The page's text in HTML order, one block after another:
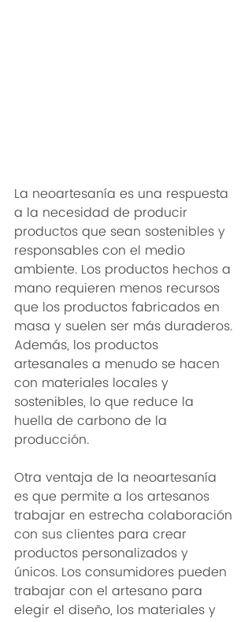
La neoartesanía es una respuesta
a la necesidad de producir
productos que sean sostenibles y
responsables con el medio
ambiente. Los productos hechos a
mano requieren menos recursos
que los productos fabricados en
masa y suelen ser más duraderos.
Además, los productos
artesanales a menudo se hacen
con materiales locales y
sostenibles, lo que reduce la
huella de carbono de la
producción.
Otra ventaja de la neoartesanía
es que permite a los artesanos
trabajar en estrecha colaboración
con sus clientes para crear
productos personalizados y
únicos. Los consumidores pueden
trabajar con el artesano para
elegir el diseño, los materiales y